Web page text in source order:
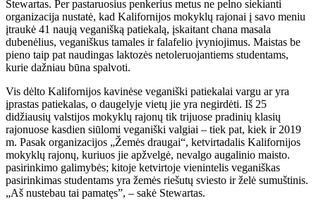
Stewartas. Per pastaruosius penkerius metus ne pelno siekianti
organizacija nustatė, kad Kalifornijos mokyklų rajonai į savo meniu
įtraukė 41 naują veganišką patiekalą, įskaitant chana masala
dubenėlius, veganiškus tamales ir falafelio įvyniojimus. Maistas be
pieno taip pat naudingas laktozės netoleruojantiems studentams,
kurie dažniau būna spalvoti.
Vis dėlto Kalifornijos kavinėse veganiški patiekalai vargu ar yra
įprastas patiekalas, o daugelyje vietų jie yra negirdėti. Iš 25
didžiausių valstijos mokyklų rajonų tik trijuose pradinių klasių
rajonuose kasdien siūlomi veganiški valgiai – tiek pat, kiek ir 2019
m. Pasak organizacijos „Žemės draugai“, ketvirtadalis Kalifornijos
mokyklų rajonų, kuriuos jie apžvelgė, nevalgo augalinio maisto.
pasirinkimo galimybės; kitoje ketvirtoje vienintelis veganiškas
pasirinkimas studentams yra žemės riešutų sviesto ir želė sumuštinis.
„Aš nustebau tai pamatęs”, – sakė Stewartas.